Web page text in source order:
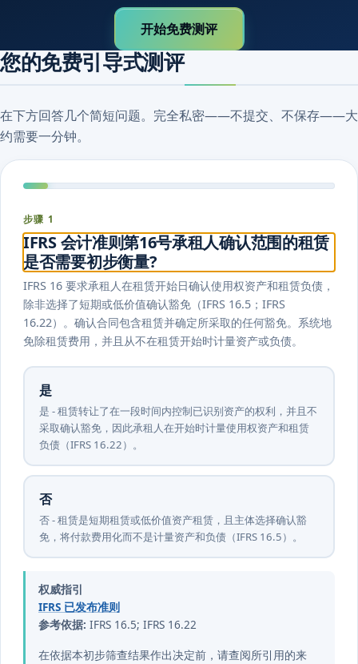
开始免费测评
您的免费引导式测评
在下方回答几个简短问题。完全私密——不提交、不保存——大
约需要一分钟。
步骤 1
IFRS 会计准则第16号承租人确认范围的租赁
是否需要初步衡量?
IFRS 16 要求承租人在租赁开始日确认使用权资产和租赁负债，
除非选择了短期或低价值确认豁免（IFRS 16.5；IFRS
16.22）。确认合同包含租赁并确定所采取的任何豁免。系统地
免除租赁费用，并且从不在租赁开始时计量资产或负债。
是
是 - 租赁转让了在一段时间内控制已识别资产的权利，并且不
采取确认豁免，因此承租人在开始时计量使用权资产和租赁
负债（IFRS 16.22）。
否
否 - 租赁是短期租赁或低价值资产租赁，且主体选择确认豁
免，将付款费用化而不是计量资产和负债（IFRS 16.5）。
权威指引
IFRS 已发布准则
参考依据: IFRS 16.5; IFRS 16.22
在依据本初步筛查结果作出决定前，请查阅所引用的来